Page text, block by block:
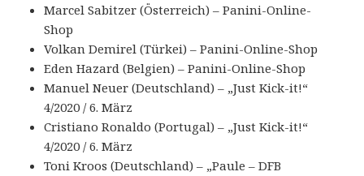
Marcel Sabitzer (Österreich) – Panini-Online-
Shop
Volkan Demirel (Türkei) – Panini-Online-Shop
Eden Hazard (Belgien) – Panini-Online-Shop
Manuel Neuer (Deutschland) – „Just Kick-it!“
4/2020 / 6. März
Cristiano Ronaldo (Portugal) – „Just Kick-it!“
4/2020 / 6. März
Toni Kroos (Deutschland) – „Paule – DFB